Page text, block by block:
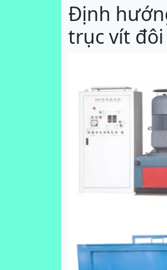
Định
trục vít đôi